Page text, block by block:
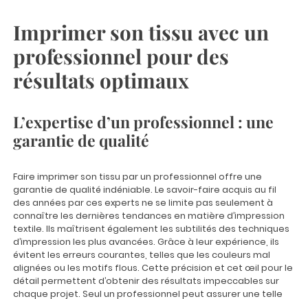
Imprimer son tissu avec un
professionnel pour des
résultats optimaux
L’expertise d’un professionnel : une
garantie de qualité
Faire imprimer son tissu par un professionnel offre une
garantie de qualité indéniable. Le savoir-faire acquis au fil
des années par ces experts ne se limite pas seulement à
connaître les dernières tendances en matière d’impression
textile. Ils maîtrisent également les subtilités des techniques
d’impression les plus avancées. Grâce à leur expérience, ils
évitent les erreurs courantes, telles que les couleurs mal
alignées ou les motifs flous. Cette précision et cet œil pour le
détail permettent d’obtenir des résultats impeccables sur
chaque projet. Seul un professionnel peut assurer une telle